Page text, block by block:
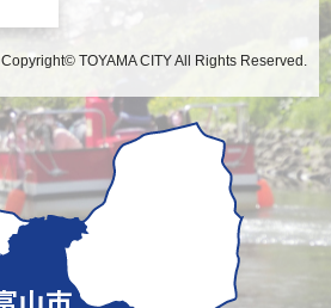
Copyright© TOYAMA CITY All Rights Reserved.